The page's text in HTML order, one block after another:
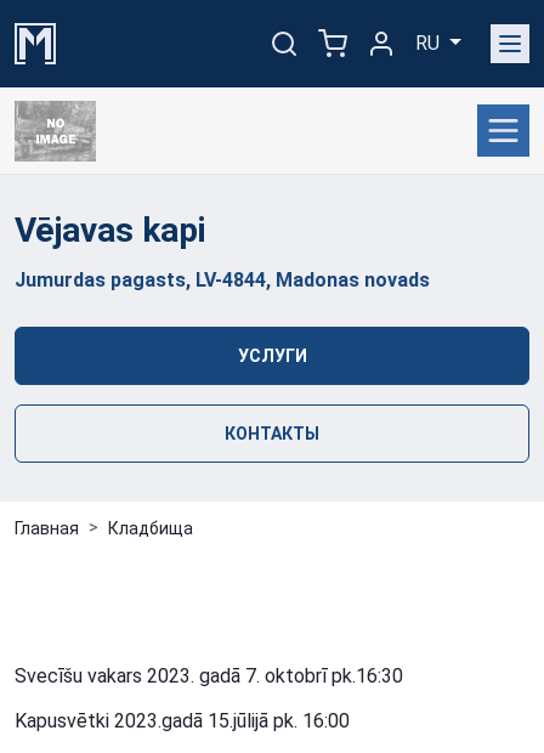
RU
Vējavas kapi
Jumurdas pagasts, LV-4844, Madonas novads
УСЛУГИ
КОНТАКТЫ
Главная Кладбища
Svecīšu vakars 2023. gadā 7. oktobrī pk.16:30
Kapusvētki 2023.gadā 15.jūlijā pk. 16:00